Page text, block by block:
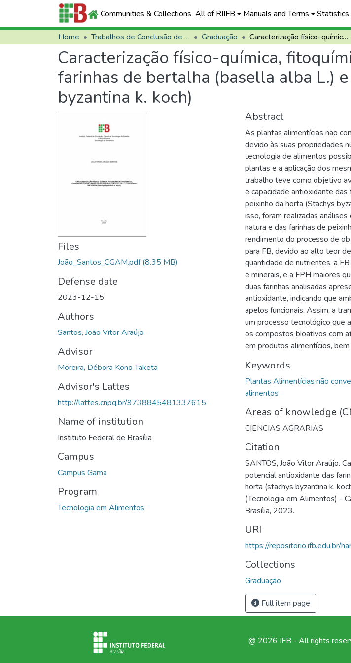
Communities & Collections All of RIIFB Manuals and Terms Statistics
Home Trabalhos de Conclusão de Curso (TCCs) Graduação Caracterização físico-química, fitoquímica e potencial antioxidante das farinhas de bertalha (basella alba L.) e peixinho da horta (stachys byzantina k. koch)
Caracterização físico-química,
farinhas de bertalha (basella alba L.)
byzantina k. koch)
Files
João_Santos_CGAM.pdf(8.35 MB)
Defense date
2023-12-15
Authors
Santos, João Vitor Araújo
Advisor
Moreira, Débora Kono Taketa
Advisor's Lattes
http://lattes.cnpq.br/9738845481337615
Name of institution
Instituto Federal de Brasília
Campus
Campus Gama
Program
Tecnologia em Alimentos
Abstract
As plantas alimentícias não
devido às suas propriedades
tecnologia de alimentos
plantas e a aplicação dos
trabalho teve como objetivo
e capacidade antioxidante
peixinho da horta (Stachys
isso, foram realizadas
natura e das farinhas de
rendimento do processo de
para FB, devido ao alto teor
quantidade de nutrientes, a
e minerais, e a FPH maiores
duas farinhas analisadas
antioxidante, indicando que
apelos funcionais. Assim, a
um processo tecnológico que
os compostos bioativos com
em produtos alimentícios,
Keywords
Plantas Alimentícias não
alimentos
Areas of knowledge
CIENCIAS AGRARIAS
Citation
SANTOS, João Vitor Araújo.
potencial antioxidante das
horta (stachys byzantina k.
(Tecnologia em Alimentos) -
Brasília, 2023.
URI
https://repositorio.ifb.edu.br/
Collections
Graduação
Full item page
@ 2026 IFB - All rights